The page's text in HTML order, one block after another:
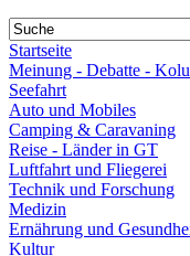
Startseite
Meinung - Debatte -
Seefahrt
Auto und Mobiles
Camping & Caravaning
Reise - Länder in GT
Luftfahrt und Fliegerei
Technik und Forschung
Medizin
Ernährung und
Kultur